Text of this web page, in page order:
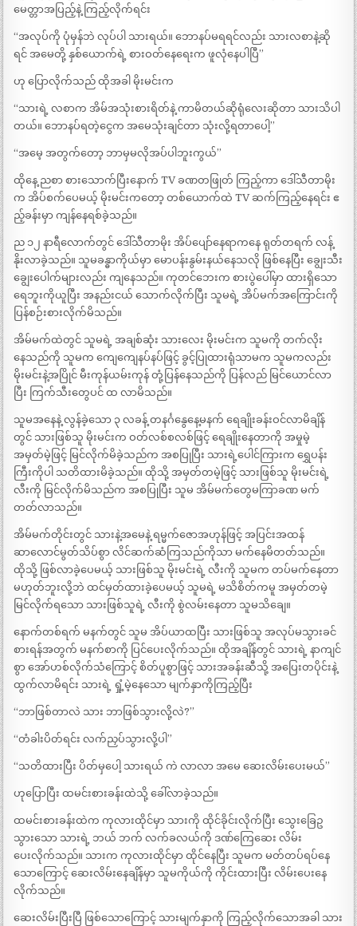
မေတ္တာအပြည့်နဲ့ ကြည့်လိုက်ရင်း
“အလုပ်ကို ပုံမှန်ဘဲ လုပ်ပါ သားရယ်။ ဘောနပ်မရရင်လည်း သားလစာနဲ့ဆို
ရင် အမေတို့ နှစ်ယောက်ရဲ့ စားဝတ်နေရေးက ဖူလုံနေပါပြီ”
ဟု ပြောလိုက်သည် ထိုအခါ မိုးမင်းက
“သားရဲ့ လစာက အိမ်အသုံးစားရိတ်နဲ့ ကာမိတယ်ဆိုရုံလေးဆိုတာ သားသိပါ
တယ်။ ဘောနပ်ရတဲ့ငွေက အမေသုံးချင်တာ သုံးလို့ရတာပေါ့”
“အမေ့ အတွက်တော့ ဘာမှမလိုအပ်ပါဘူးကွယ်”
ထိုနေ့ ညစာ စားသောက်ပြီးနောက် TV ခဏတဖြုတ် ကြည့်ကာ ဒေါ်သီတာမိုး
က အိပ်စက်ပေမယ့် မိုးမင်းကတော့ တစ်ယောက်ထဲ TV ဆက်ကြည့်နေရင်း ဧ
ည့်ခန်းမှာ ကျန်နေရစ်ခဲ့သည်။
ည ၁၂ နာရီလောက်တွင် ဒေါ်သီတာမိုး အိပ်ပျော်နေရာကနေ ရုတ်တရက် လန့်
နိုးလာခဲ့သည်။ သူမခန္ဓာကိုယ်မှာ မောပန်းနွမ်းနယ်နေသလို ဖြစ်နေပြီး ချွေးသီး
ချွေးပေါက်များလည်း ကျနေသည်။ ကုတင်ဘေးက စားပွဲပေါ်မှာ ထားရှိသော
ရေဘူးကိုယူပြီး အနည်းငယ် သောက်လိုက်ပြီး သူမရဲ့ အိပ်မက်အကြောင်းကို
ပြန်စဉ်းစားလိုက်မိသည်။
အိမ်မက်ထဲတွင် သူမရဲ့ အချစ်ဆုံး သားလေး မိုးမင်းက သူမကို တက်လိုး
နေသည်ကို သူမက ကျေကျေနပ်နပ်ဖြင့် ခွင့်ပြုထားရုံသာမက သူမကလည်း
မိုးမင်းနဲ့အပြိုင် မီးကုန်ယမ်းကုန် တုံ့ပြန်နေသည်ကို ပြန်လည် မြင်ယောင်လာ
ပြီး ကြက်သီးတွေပင် ထ လာမိသည်။
သူမအနေနဲ့ လွန်ခဲ့သော ၃ လခန့် တနင်္ဂနွေနေ့မနက် ရေချိုးခန်းဝင်လာမိချိန်
တွင် သားဖြစ်သူ မိုးမင်းက ဝတ်လစ်စလစ်ဖြင့် ရေချိုးနေတာကို အမှုမဲ့
အမှတ်မဲ့ဖြင့် မြင်လိုက်မိခဲ့သည်က အစပြုပြီး သားရဲ့ပေါင်ကြားက ရွှေပန်း
ကြီးကိုပါ သတိထားမိခဲ့သည်။ ထိုသို့ အမှတ်တမဲ့ဖြင့် သားဖြစ်သူ မိုးမင်းရဲ့
လီးကို မြင်လိုက်မိသည်က အစပြုပြီး သူမ အိမ်မက်တွေမကြာခဏ မက်
တတ်လာသည်။
အိမ်မက်တိုင်းတွင် သားနဲ့အမေနဲ့ ရမ္မက်ဇောအဟုန်ဖြင့် အပြင်းအထန်
ဆာလောင်မွတ်သိပ်စွာ လိင်ဆက်ဆံကြသည်ကိုသာ မက်နေမိတတ်သည်။
ထိုသို့ ဖြစ်လာခဲ့ပေမယ့် သားဖြစ်သူ မိုးမင်းရဲ့ လီးကို သူမက တပ်မက်နေတာ
မဟုတ်ဘူးလို့ဘဲ ထင်မှတ်ထားခဲ့ပေမယ့် သူမရဲ့ မသိစိတ်ကမူ အမှတ်တမဲ့
မြင်လိုက်ရသော သားဖြစ်သူရဲ့ လီးကို စွဲလမ်းနေတာ သူမသိချေ။
နောက်တစ်ရက် မနက်တွင် သူမ အိပ်ယာထပြီး သားဖြစ်သူ အလုပ်မသွားခင်
စားရန်အတွက် မနက်စာကို ပြင်ပေးလိုက်သည်။ ထိုအချိန်တွင် သားရဲ့ နာကျင်
စွာ အော်ဟစ်လိုက်သံကြောင့် စိတ်ပူစွာဖြင့် သားအခန်းဆီသို့ အပြေးတပိုင်းနဲ့
ထွက်လာမိရင်း သားရဲ့ ရှုံ့မဲ့နေသော မျက်နှာကိုကြည့်ပြီး
“ဘာဖြစ်တာလဲ သား ဘာဖြစ်သွားလို့လဲ?”
“တံခါးပိတ်ရင်း လက်ညှပ်သွားလို့ပါ”
“သတိထားပြီး ပိတ်မှပေါ့ သားရယ် ကဲ လာလာ အမေ ဆေးလိမ်းပေးမယ်”
ဟုပြောပြီး ထမင်းစားခန်းထဲသို့ ခေါ်လာခဲ့သည်။
ထမင်းစားခန်းထဲက ကုလားထိုင်မှာ သားကို ထိုင်ခိုင်းလိုက်ပြီး သွေးခြေဥ
သွားသော သားရဲ့ ဘယ် ဘက် လက်ခလယ်ကို ဒဏ်ကြေဆေး လိမ်း
ပေးလိုက်သည်။ သားက ကုလားထိုင်မှာ ထိုင်နေပြီး သူမက မတ်တပ်ရပ်နေ
သောကြောင့် ဆေးလိမ်းနေချိန်မှာ သူမကိုယ်ကို ကိုင်းထားပြီး လိမ်းပေးနေ
လိုက်သည်။
ဆေးလိမ်းပြီးပြီ ဖြစ်သောကြောင့် သားမျက်နှာကို ကြည့်လိုက်သောအခါ သား